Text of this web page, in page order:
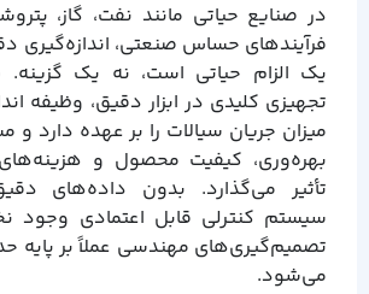
در صنایع حیاتی مانند نفت، گاز،
فرآیندهای حساس صنعتی، اندازه‌گیری
یک الزام حیاتی است، نه یک گزینه.
تجهیزی کلیدی در ابزار دقیق، وظیفه
میزان جریان سیالات را بر عهده دارد و
بهره‌وری، کیفیت محصول و هزینه‌های
تأثیر می‌گذارد. بدون داده‌های
سیستم کنترلی قابل اعتمادی وجود
تصمیم‌گیری‌های مهندسی عملاً بر پایه
می‌شود.